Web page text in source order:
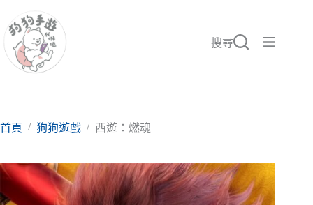
至
要
搜尋
首頁 / 狗狗遊戲 / 西遊：燃魂